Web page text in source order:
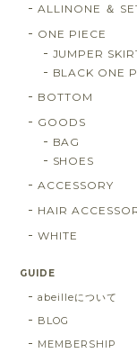
ALLINONE ＆
ONE PIECE
JUMPER
BLACK ONE
BOTTOM
GOODS
BAG
SHOES
ACCESSORY
HAIR
WHITE
GUIDE
abeilleについて
BLOG
MEMBERSHIP